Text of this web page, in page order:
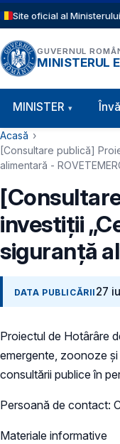
Sari la conținutul
Site oficial al
GUVERNUL
MINISTERUL
Navigație
MINISTER
Cale de
Acasă
[Consultare publică]
alimentară -
investiţii
siguranță
DATA PUBLICĂRII 27
Proiectul de Hotârâre
emergente, zoonoze și
consultării publice în
Persoană de contact:
Materiale informative